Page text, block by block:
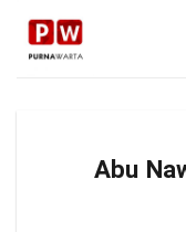
Skip
content
Abu